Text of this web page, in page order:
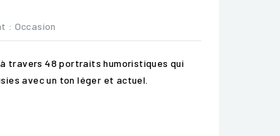
: Occasion
travers 48 portraits humoristiques qui
avec un ton léger et actuel.